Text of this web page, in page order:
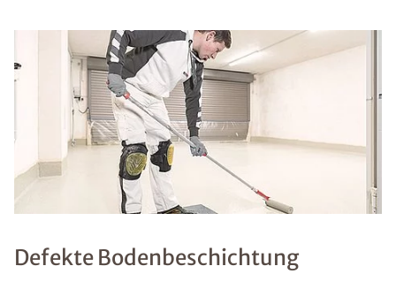
Defekte Bodenbeschichtung